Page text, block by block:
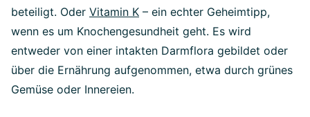
beteiligt. Oder Vitamin K – ein echter Geheimtipp,
wenn es um Knochengesundheit geht. Es wird
entweder von einer intakten Darmflora gebildet oder
über die Ernährung aufgenommen, etwa durch grünes
Gemüse oder Innereien.